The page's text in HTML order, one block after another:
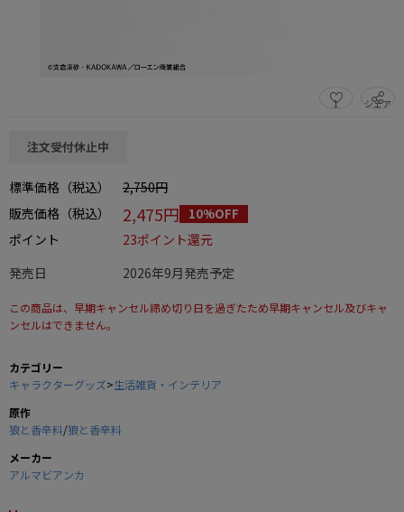
1 シェア
この商品をシェアする
注文受付休止中
標準価格（税込）
2,750円
販売価格（税込）
2,475円 10%OFF
ポイント
23ポイント還元
発売日
2026年9月発売予定
この商品は、早期キャンセル締め切り日を過ぎたため早期キャンセル及びキャ
ンセルはできません。
カテゴリー
キャラクターグッズ>生活雑貨・インテリア
原作
狼と香辛料/狼と香辛料
メーカー
アルマビアンカ